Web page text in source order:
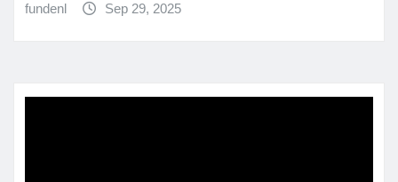
fundenl Sep 29, 2025